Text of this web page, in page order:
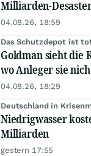
Milliarden-
04.08.26, 18:59
Das Schutzdepot ist
Goldman sieht die
wo Anleger sie
04.08.26, 18:29
Deutschland in
Niedrigwasser
Milliarden
gestern 17:55